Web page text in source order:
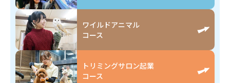
ワイルドアニマル
コース
トリミングサロン起業
コース